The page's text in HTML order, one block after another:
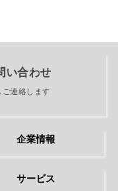
い合わせ
連絡します
企業情報
サービス